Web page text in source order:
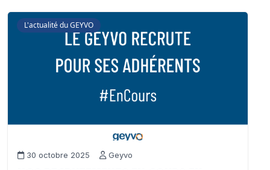
L'actualité du GEYVO
30 octobre 2025 Geyvo